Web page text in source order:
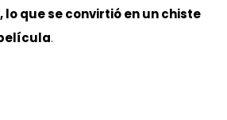
que se convirtió en un chiste
.